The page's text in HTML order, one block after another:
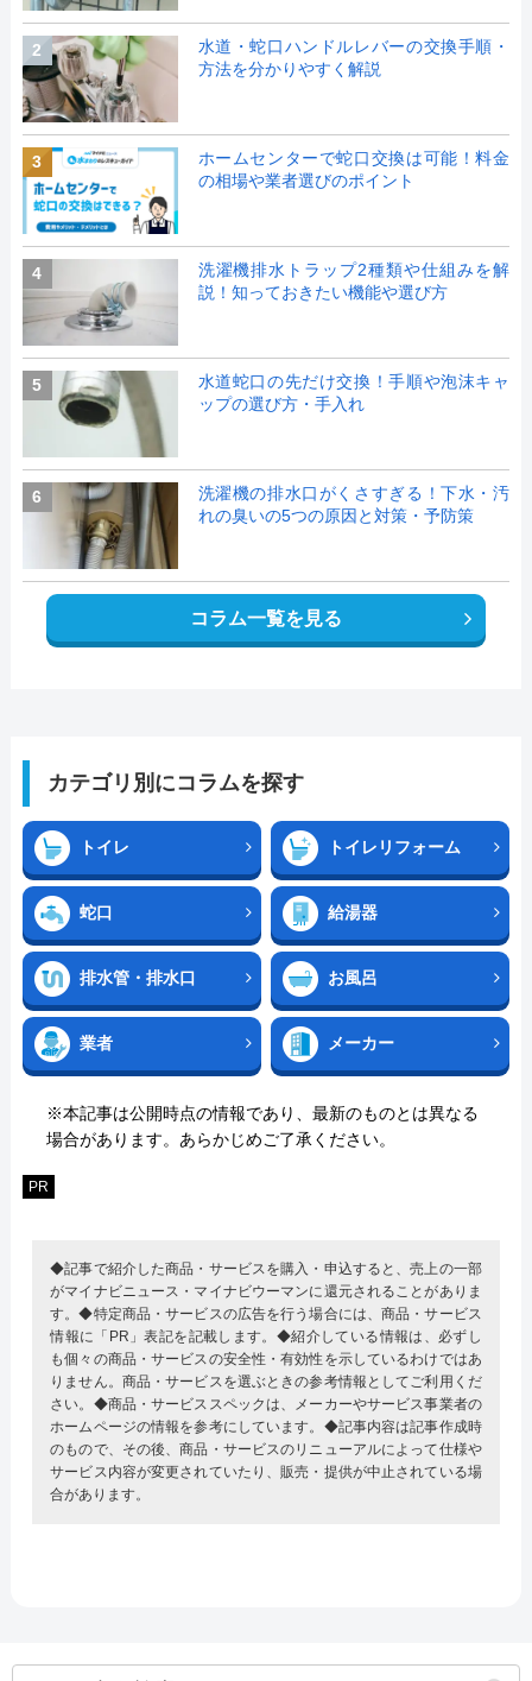
2
水道・蛇口ハンドルレバーの交換手順・
方法を分かりやすく解説
3
ホームセンターで蛇口交換は可能！料金
の相場や業者選びのポイント
4
洗濯機排水トラップ2種類や仕組みを解
説！知っておきたい機能や選び方
5
水道蛇口の先だけ交換！手順や泡沫キャ
ップの選び方・手入れ
6
洗濯機の排水口がくさすぎる！下水・汚
れの臭いの5つの原因と対策・予防策
コラム一覧を見る
カテゴリ別にコラムを探す
トイレ トイレリフォーム
蛇口 給湯器
排水管・排水口 お風呂
業者 メーカー
※本記事は公開時点の情報であり、最新のものとは異なる
場合があります。あらかじめご了承ください。
PR
◆記事で紹介した商品・サービスを購入・申込すると、売上の一部
がマイナビニュース・マイナビウーマンに還元されることがありま
す。◆特定商品・サービスの広告を行う場合には、商品・サービス
情報に「PR」表記を記載します。◆紹介している情報は、必ずし
も個々の商品・サービスの安全性・有効性を示しているわけではあ
りません。商品・サービスを選ぶときの参考情報としてご利用くだ
さい。◆商品・サービススペックは、メーカーやサービス事業者の
ホームページの情報を参考にしています。◆記事内容は記事作成時
のもので、その後、商品・サービスのリニューアルによって仕様や
サービス内容が変更されていたり、販売・提供が中止されている場
合があります。